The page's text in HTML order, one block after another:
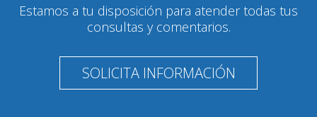
Estamos a tu disposición para atender todas tus
consultas y comentarios.
SOLICITA INFORMACIÓN